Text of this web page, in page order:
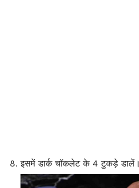
इसमें डार्क चॉकलेट के 4 टुकड़े डालें।